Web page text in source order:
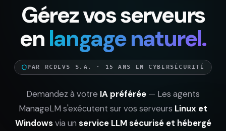
Gérez vos serveurs
enlangage naturel.
PAR RCDEVS S.A. · 15 ANS EN CYBERSÉCURITÉ
Demandez à votre IA préférée — Les agents
ManageLM s'exécutent sur vos serveurs Linux et
Windowsvia un service LLM sécurisé et hébergé